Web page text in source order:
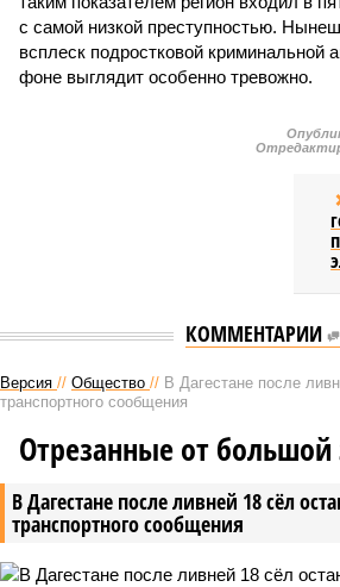
с самой низкой преступностью.
всплеск подростковой криминальной
фоне выглядит особенно тревожно.
КОММЕНТАРИИ
Версия // Общество // В Дагестане после
транспортного сообщения
В Дагестане после ливней 18 сёл
транспортного сообщения
Отрезанные от